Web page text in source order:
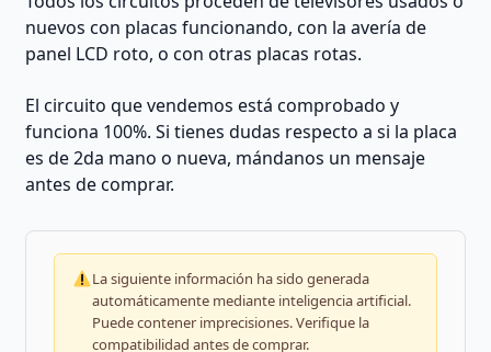
nuevos con placas funcionando, con la avería de
panel LCD roto, o con otras placas rotas.
El circuito que vendemos está comprobado y
funciona 100%. Si tienes dudas respecto a si la placa
es de 2da mano o nueva, mándanos un mensaje
antes de comprar.
La siguiente información ha sido generada
automáticamente mediante inteligencia artificial.
Puede contener imprecisiones. Verifique la
compatibilidad antes de comprar.